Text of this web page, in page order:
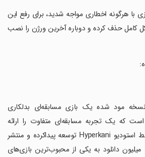
با هرگونه اخطاری مواجه شدید، برای رفع این
کامل حذف کرده و دوباره آخرین ورژن را نصب
نسخه مود شده یک بازی مسابقه‌ای بدلکاری
است که یک تجربه مسابقه‌ای متفاوت را ارائه
می‌دهد. این بازی که توسط استودیو Hyperkani توسعه پیداکرده و منتشر
شده است، با بیش از 10 میلیون دانلود به یکی از محبوب‌ترین بازی‌های